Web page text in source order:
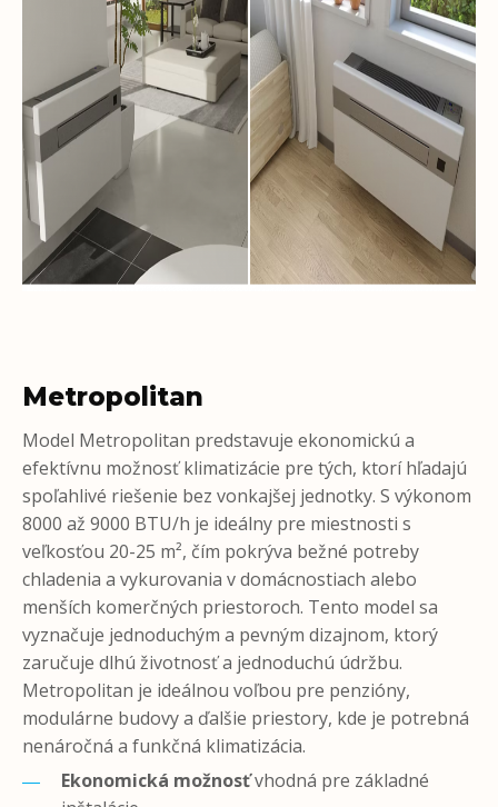
Metropolitan
Model Metropolitan predstavuje ekonomickú a
efektívnu možnosť klimatizácie pre tých, ktorí hľadajú
spoľahlivé riešenie bez vonkajšej jednotky. S výkonom
8000 až 9000 BTU/h je ideálny pre miestnosti s
veľkosťou 20-25 m², čím pokrýva bežné potreby
chladenia a vykurovania v domácnostiach alebo
menších komerčných priestoroch. Tento model sa
vyznačuje jednoduchým a pevným dizajnom, ktorý
zaručuje dlhú životnosť a jednoduchú údržbu.
Metropolitan je ideálnou voľbou pre penzióny,
modulárne budovy a ďalšie priestory, kde je potrebná
nenáročná a funkčná klimatizácia.
Ekonomická možnosťvhodná pre základné